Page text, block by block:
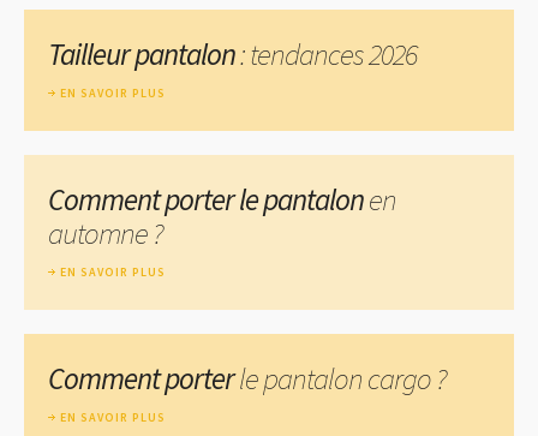
Tailleur pantalon: tendances 2026
EN SAVOIR PLUS
Comment porter le pantalonen
automne ?
EN SAVOIR PLUS
Comment porterle pantalon cargo ?
EN SAVOIR PLUS